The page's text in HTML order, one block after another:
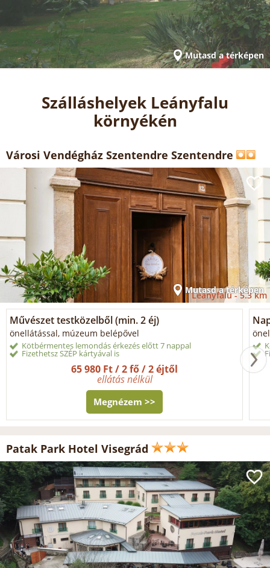
Mutasd a térképen
Szálláshelyek Leányfalu
környékén
Városi Vendégház Szentendre Szentendre
Mutasd a térképen
Leányfalu -5.3 km
Művészet testközelből (min. 2 éj)
önellátással, múzeum belépővel
Kötbérmentes lemondás érkezés előtt 7 nappal
Fizethetsz SZÉP kártyával is
65 980 Ft / 2 fő / 2 éjtől
ellátás nélkül
Megnézem >>
Patak Park Hotel Visegrád